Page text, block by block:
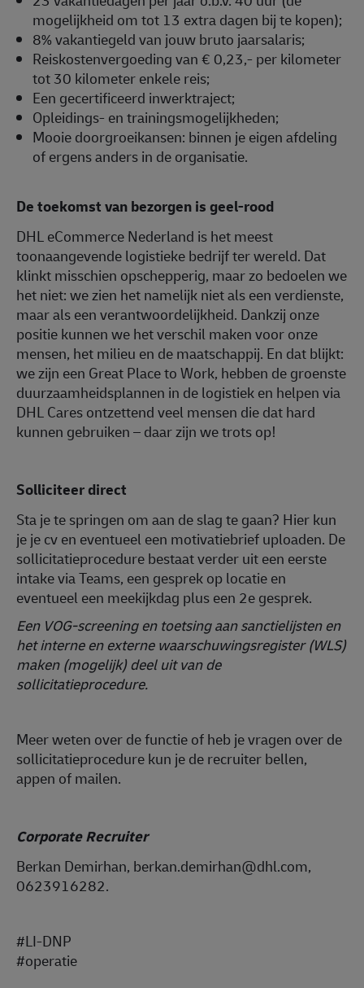
mogelijkheid om tot 13 extra dagen bij te kopen);
8% vakantiegeld van jouw bruto jaarsalaris;
Reiskostenvergoeding van € 0,23,- per kilometer
tot 30 kilometer enkele reis;
Een gecertificeerd inwerktraject;
Opleidings- en trainingsmogelijkheden;
Mooie doorgroeikansen: binnen je eigen afdeling
of ergens anders in de organisatie.
De toekomst van bezorgen is geel-rood
DHL eCommerce Nederland is het meest
toonaangevende logistieke bedrijf ter wereld. Dat
klinkt misschien opschepperig, maar zo bedoelen we
het niet: we zien het namelijk niet als een verdienste,
maar als een verantwoordelijkheid. Dankzij onze
positie kunnen we het verschil maken voor onze
mensen, het milieu en de maatschappij. En dat blijkt:
we zijn een Great Place to Work, hebben de groenste
duurzaamheidsplannen in de logistiek en helpen via
DHL Cares ontzettend veel mensen die dat hard
kunnen gebruiken – daar zijn we trots op!
Solliciteer direct
Sta je te springen om aan de slag te gaan? Hier kun
je je cv en eventueel een motivatiebrief uploaden. De
sollicitatieprocedure bestaat verder uit een eerste
intake via Teams, een gesprek op locatie en
eventueel een meekijkdag plus een 2e gesprek.
Een VOG-screening en toetsing aan sanctielijsten en
het interne en externe waarschuwingsregister (WLS)
maken (mogelijk) deel uit van de
sollicitatieprocedure.
Meer weten over de functie of heb je vragen over de
sollicitatieprocedure kun je de recruiter bellen,
appen of mailen.
Corporate Recruiter
Berkan Demirhan, berkan.demirhan@dhl.com,
0623916282.
#LI-DNP
#operatie